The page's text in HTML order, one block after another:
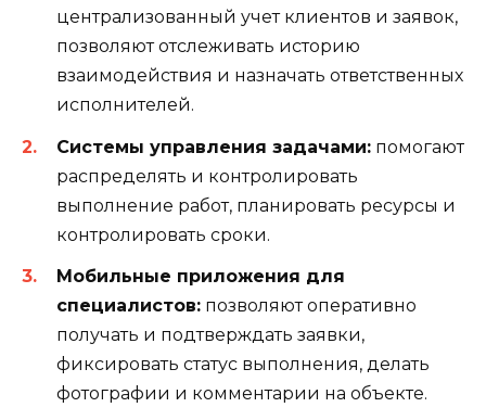
централизованный учет клиентов и заявок,
позволяют отслеживать историю
взаимодействия и назначать ответственных
исполнителей.
Системы управления задачами: помогают
распределять и контролировать
выполнение работ, планировать ресурсы и
контролировать сроки.
Мобильные приложения для
специалистов: позволяют оперативно
получать и подтверждать заявки,
фиксировать статус выполнения, делать
фотографии и комментарии на объекте.